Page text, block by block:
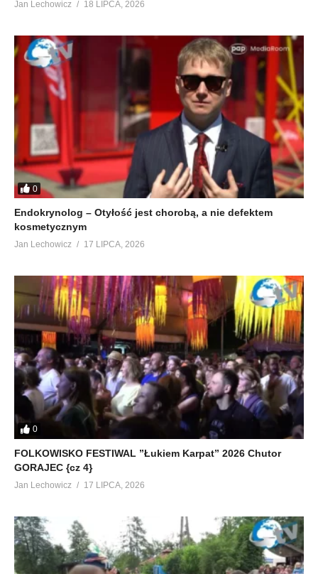
Jan Lechowicz 18 LIPCA, 2026
0
Endokrynolog – Otyłość jest chorobą, a nie defektem
kosmetycznym
Jan Lechowicz 17 LIPCA, 2026
0
FOLKOWISKO FESTIWAL ”Łukiem Karpat” 2026 Chutor
GORAJEC {cz 4}
Jan Lechowicz 17 LIPCA, 2026